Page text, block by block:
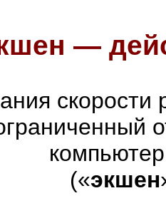
—
скорости
(«экшен